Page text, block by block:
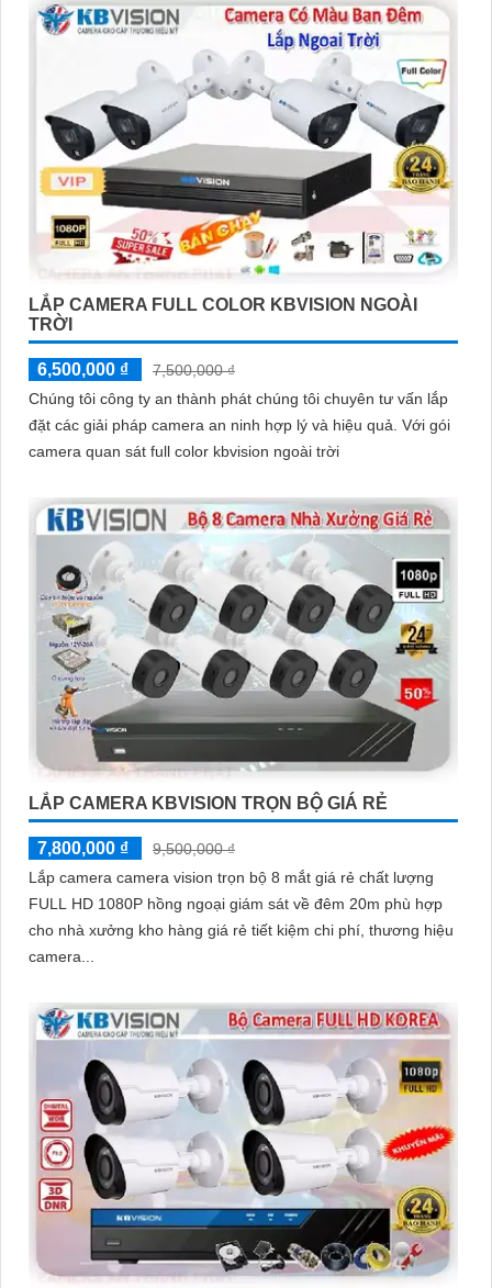
LẮP CAMERA FULL COLOR KBVISION NGOÀI
TRỜI
6,500,000 ₫
7,500,000 ₫
Chúng tôi công ty an thành phát chúng tôi chuyên tư vấn lắp
đặt các giải pháp camera an ninh hợp lý và hiệu quả. Với gói
camera quan sát full color kbvision ngoài trời
LẮP CAMERA KBVISION TRỌN BỘ GIÁ RẺ
7,800,000 ₫
9,500,000 ₫
Lắp camera camera vision trọn bộ 8 mắt giá rẻ chất lượng
FULL HD 1080P hồng ngoại giám sát về đêm 20m phù hợp
cho nhà xưởng kho hàng giá rẻ tiết kiệm chi phí, thương hiệu
camera...